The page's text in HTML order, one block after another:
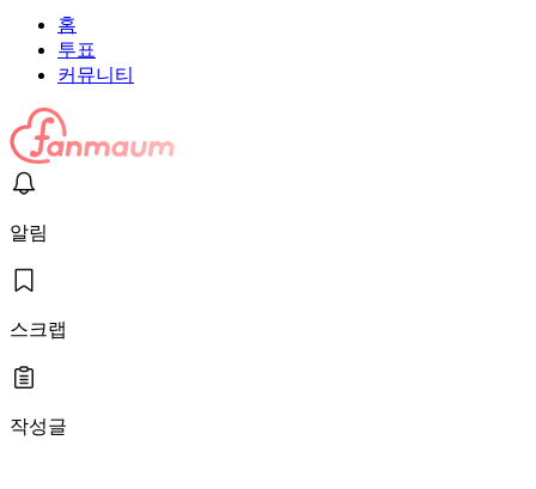
홈
투표
커뮤니티
알림
스크랩
작성글